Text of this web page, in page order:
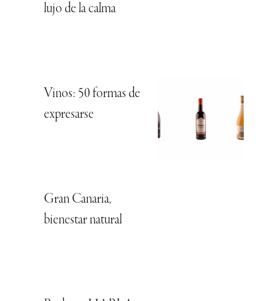
lujo de la calma
Vinos: 50 formas de
expresarse
Gran Canaria,
bienestar natural